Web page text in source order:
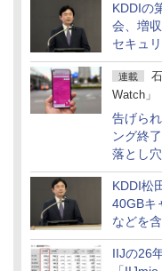
KDDIの
会、増
セキュ
連載
Watch」
告げら
ング終
落とし
題
KDDI松
40GBキ
などを
る」
IIJの26